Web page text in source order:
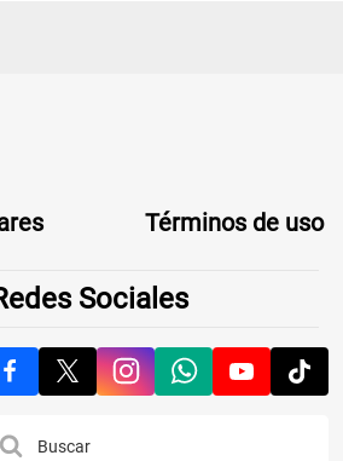
Términos de uso
Sociales